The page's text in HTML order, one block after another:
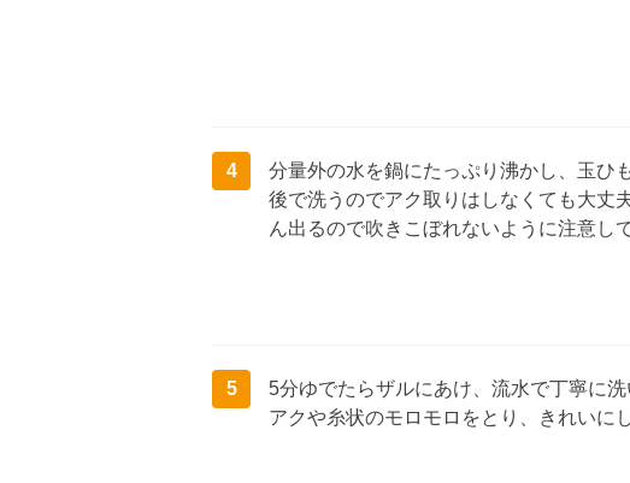
4
分量外の水を鍋にたっぷり沸かし、玉ひ
後で洗うのでアク取りはしなくても大丈
ん出るので吹きこぼれないように注意し
5
5分ゆでたらザルにあけ、流水で丁寧に洗
アクや糸状のモロモロをとり、きれいに